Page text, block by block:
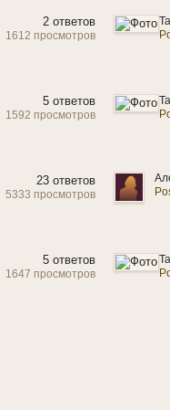
2 ответов
1612 просмотров
5 ответов
1592 просмотров
23 ответов
5333 просмотров
5 ответов
1647 просмотров